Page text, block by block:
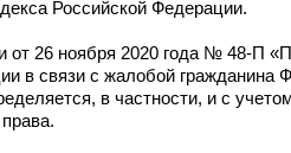
Российской Федерации.
от 26 ноября 2020 года № 48-П
в связи с жалобой гражданина
в частности, и с